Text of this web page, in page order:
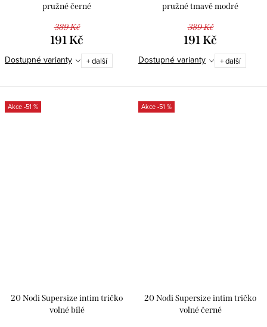
pružné černé
389 Kč
191 Kč
Dostupné varianty + další
pružné tmavě modré
389 Kč
191 Kč
Dostupné varianty + další
-51 %
20 Nodi Supersize intim tričko
volné bílé
-51 %
20 Nodi Supersize intim tričko
volné černé